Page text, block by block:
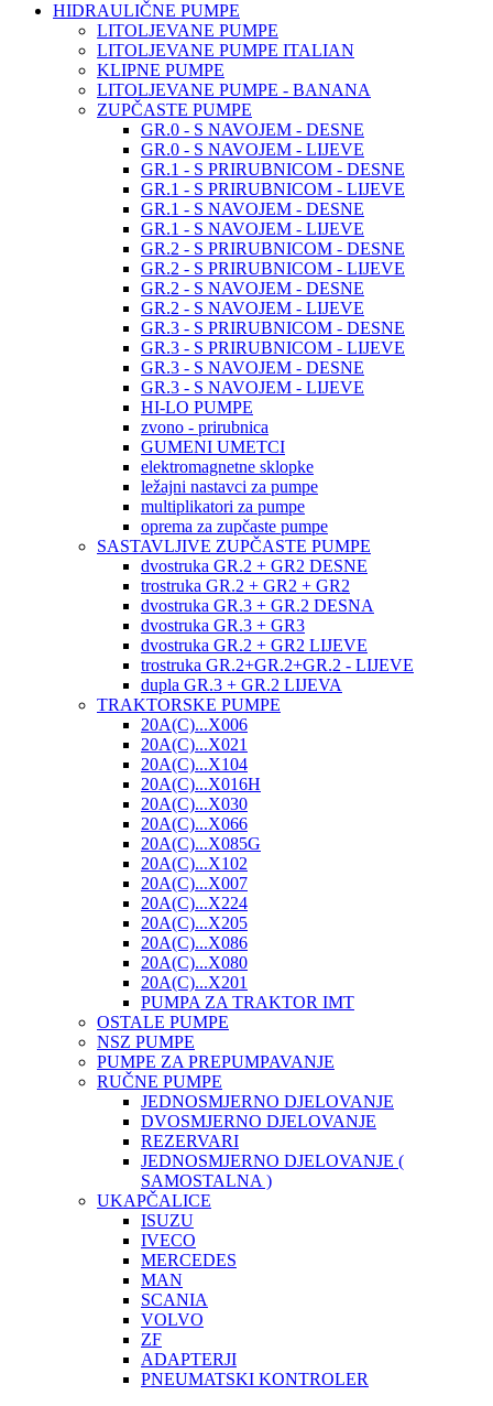
HIDRAULIČNE PUMPE
LITOLJEVANE PUMPE
LITOLJEVANE PUMPE ITALIAN
KLIPNE PUMPE
LITOLJEVANE PUMPE - BANANA
ZUPČASTE PUMPE
GR.0 - S NAVOJEM - DESNE
GR.0 - S NAVOJEM - LIJEVE
GR.1 - S PRIRUBNICOM - DESNE
GR.1 - S PRIRUBNICOM - LIJEVE
GR.1 - S NAVOJEM - DESNE
GR.1 - S NAVOJEM - LIJEVE
GR.2 - S PRIRUBNICOM - DESNE
GR.2 - S PRIRUBNICOM - LIJEVE
GR.2 - S NAVOJEM - DESNE
GR.2 - S NAVOJEM - LIJEVE
GR.3 - S PRIRUBNICOM - DESNE
GR.3 - S PRIRUBNICOM - LIJEVE
GR.3 - S NAVOJEM - DESNE
GR.3 - S NAVOJEM - LIJEVE
HI-LO PUMPE
zvono - prirubnica
GUMENI UMETCI
elektromagnetne sklopke
ležajni nastavci za pumpe
multiplikatori za pumpe
oprema za zupčaste pumpe
SASTAVLJIVE ZUPČASTE PUMPE
dvostruka GR.2 + GR2 DESNE
trostruka GR.2 + GR2 + GR2
dvostruka GR.3 + GR.2 DESNA
dvostruka GR.3 + GR3
dvostruka GR.2 + GR2 LIJEVE
trostruka GR.2+GR.2+GR.2 - LIJEVE
dupla GR.3 + GR.2 LIJEVA
TRAKTORSKE PUMPE
20A(C)...X006
20A(C)...X021
20A(C)...X104
20A(C)...X016H
20A(C)...X030
20A(C)...X066
20A(C)...X085G
20A(C)...X102
20A(C)...X007
20A(C)...X224
20A(C)...X205
20A(C)...X086
20A(C)...X080
20A(C)...X201
PUMPA ZA TRAKTOR IMT
OSTALE PUMPE
NSZ PUMPE
PUMPE ZA PREPUMPAVANJE
RUČNE PUMPE
JEDNOSMJERNO DJELOVANJE
DVOSMJERNO DJELOVANJE
REZERVARI
JEDNOSMJERNO DJELOVANJE (
SAMOSTALNA )
UKAPČALICE
ISUZU
IVECO
MERCEDES
MAN
SCANIA
VOLVO
ZF
ADAPTERJI
PNEUMATSKI KONTROLER